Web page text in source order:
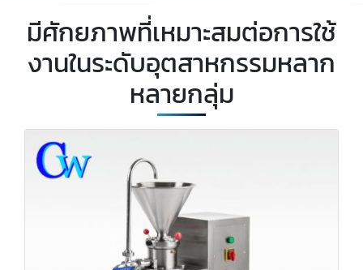
มีศักยภาพที่เหมาะสมต่อการใช้
งานในระดับอุตสาหกรรมหลาก
หลายกลุ่ม